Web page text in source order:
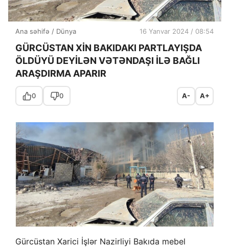
Ana səhifə / Dünya 16 Yanvar 2024 / 08:54
GÜRCÜSTAN XİN BAKIDAKI PARTLAYIŞDA
ÖLDÜYÜ DEYİLƏN VƏTƏNDAŞI İLƏ BAĞLI
ARAŞDIRMA APARIR
0 0 A- A+
Gürcüstan Xarici İşlər Nazirliyi Bakıda mebel